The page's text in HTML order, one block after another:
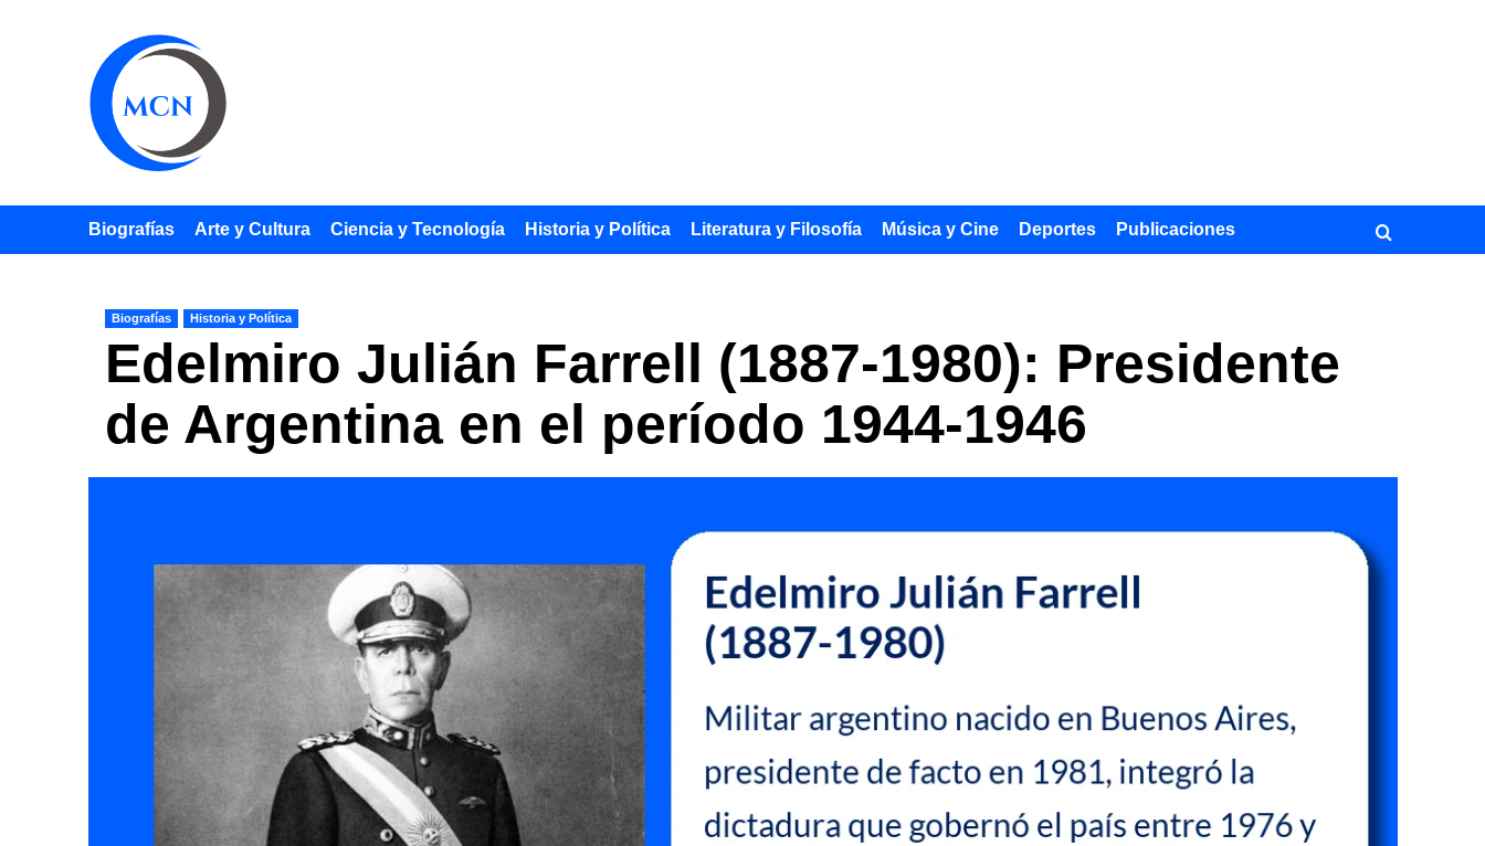
Biografías Arte y Cultura Ciencia y Tecnología Historia y Política Literatura y Filosofía Música y Cine Deportes Publicaciones
Biografías Historia y Política
Edelmiro Julián Farrell (1887-1980): Presidente
de Argentina en el período 1944-1946